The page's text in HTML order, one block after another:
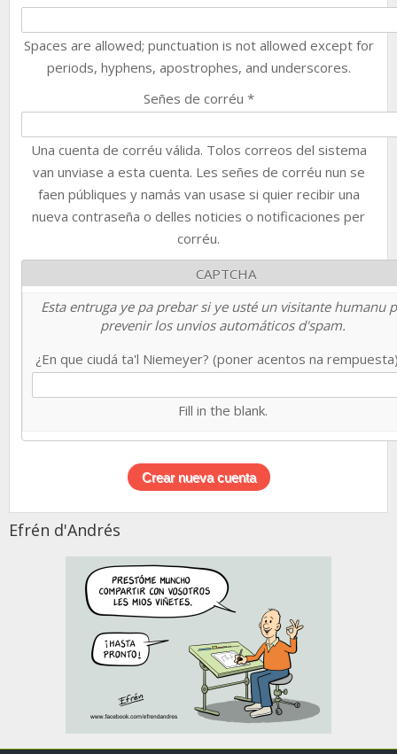
Spaces are allowed; punctuation is not allowed except for
periods, hyphens, apostrophes, and underscores.
Señes de corréu *
Una cuenta de corréu válida. Tolos correos del sistema
van unviase a esta cuenta. Les señes de corréu nun se
faen públiques y namás van usase si quier recibir una
nueva contraseña o delles noticies o notificaciones per
corréu.
CAPTCHA
Esta entruga ye pa prebar si ye usté un visitante humanu
prevenir los unvios automáticos d'spam.
¿En que ciudá ta'l Niemeyer? (poner acentos na
Fill in the blank.
Efrén d'Andrés